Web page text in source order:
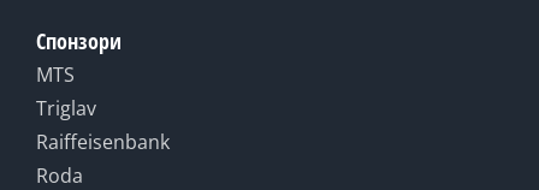
Спонзори
MTS
Triglav
Raiffeisenbank
Roda